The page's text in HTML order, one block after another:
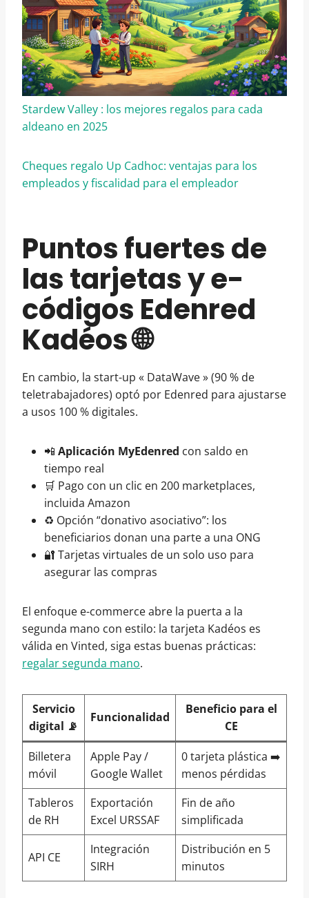
Stardew Valley : los mejores regalos para cada
aldeano en 2025
Cheques regalo Up Cadhoc: ventajas para los
empleados y fiscalidad para el empleador
Puntos fuertes de
las tarjetas y e-
códigos Edenred
Kadéos 🌐
En cambio, la start-up « DataWave » (90 % de
teletrabajadores) optó por Edenred para ajustarse
a usos 100 % digitales.
📲 Aplicación MyEdenred con saldo en
tiempo real
🛒 Pago con un clic en 200 marketplaces,
incluida Amazon
♻️ Opción “donativo asociativo”: los
beneficiarios donan una parte a una ONG
🔐 Tarjetas virtuales de un solo uso para
asegurar las compras
El enfoque e-commerce abre la puerta a la
segunda mano con estilo: la tarjeta Kadéos es
válida en Vinted, siga estas buenas prácticas:
regalar segunda mano.
Servicio
digital 📡
Funcionalidad
Beneficio para el
CE
Billetera
móvil
Apple Pay /
Google Wallet
0 tarjeta plástica ➡️
menos pérdidas
Tableros
de RH
Exportación
Excel URSSAF
Fin de año
simplificada
API CE
Integración
SIRH
Distribución en 5
minutos